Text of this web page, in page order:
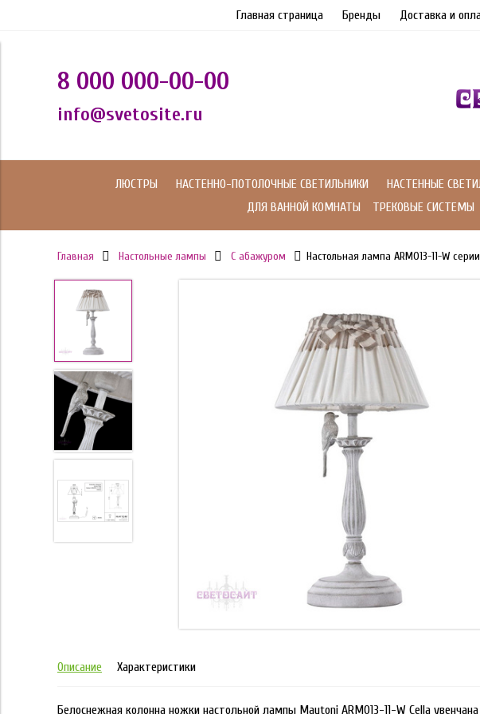
Главная страница Бренды Доставка и
8 000 000-00-00
info@svetosite.ru
ЛЮСТРЫ НАСТЕННО-ПОТОЛОЧНЫЕ СВЕТИЛЬНИКИ НАСТЕННЫЕ
ДЛЯ ВАННОЙ КОМНАТЫ
ТРЕКОВЫЕ СИСТЕМЫ
Главная Настольные лампы С абажуром Настольная лампа ARM013-11-W
Описание Характеристики
Белоснежная колонна ножки настольной лампы Maytoni ARM013-11-W Cella